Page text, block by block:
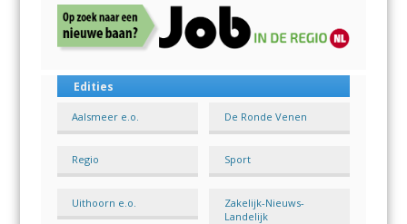
Edities
Aalsmeer e.o. De Ronde Venen
Regio Sport
Uithoorn e.o.
Zakelijk-Nieuws-
Landelijk